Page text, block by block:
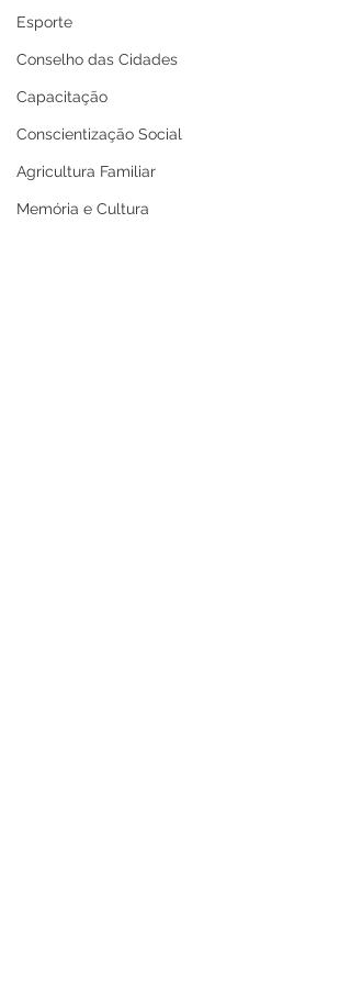
Esporte
Conselho das Cidades
Capacitação
Conscientização Social
Agricultura Familiar
Memória e Cultura